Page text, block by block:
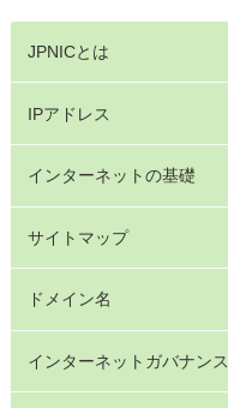
JPNICとは
IPアドレス
インターネットの基礎
サイトマップ
ドメイン名
インターネットガバナンス